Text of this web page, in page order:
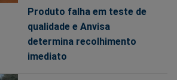
Produto falha em teste de
qualidade e Anvisa
determina recolhimento
imediato